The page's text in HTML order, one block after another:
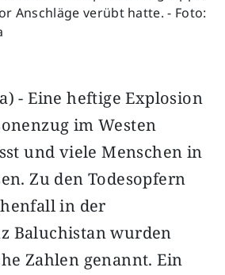
Anschläge verübt hatte. - Foto:
- Eine heftige Explosion
im Westen
und viele Menschen in
Zu den Todesopfern
in der
Baluchistan wurden
Zahlen genannt. Ein